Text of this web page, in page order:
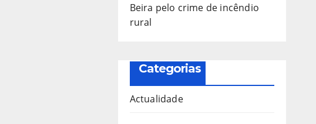
Beira pelo crime de incêndio
rural
Categorias
Actualidade